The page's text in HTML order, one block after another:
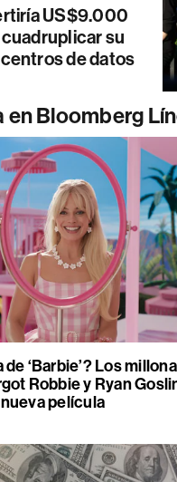
US$9.000
su
de datos
en Bloomberg
‘Barbie’? Los
Robbie y Ryan
película